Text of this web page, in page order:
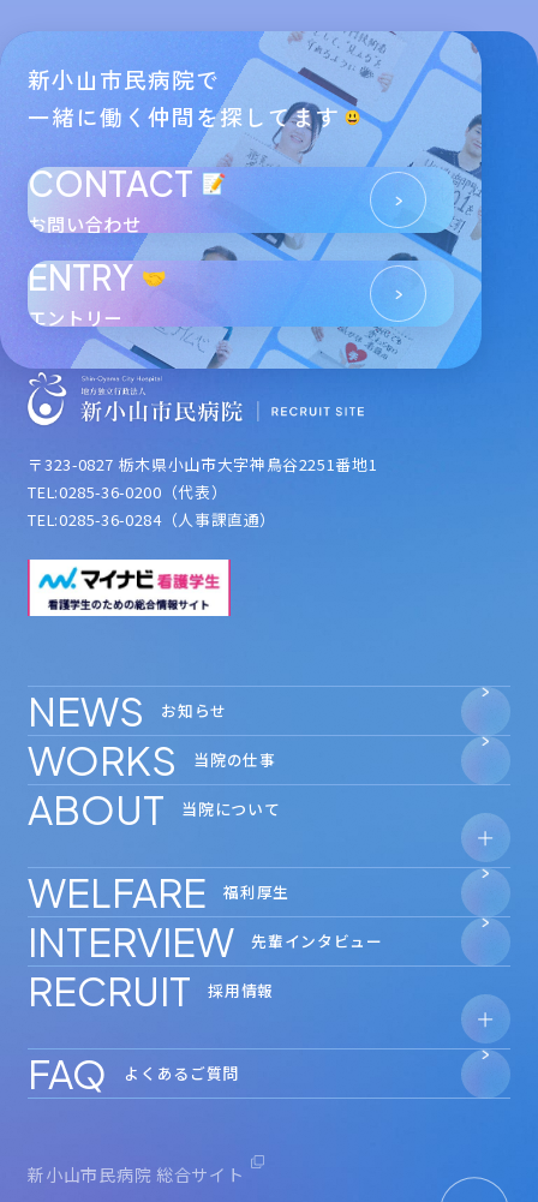
新小山市民病院で
一緒に働く仲間を探してます
CONTACT
お問い合わせ
ENTRY
エントリー
〒323-0827 栃木県小山市大字神鳥谷2251番地1
TEL:0285-36-0200（代表）
TEL:0285-36-0284（人事課直通）
NEWS お知らせ
WORKS 当院の仕事
ABOUT 当院について
- 安心の教育体制
- 数字で見る新小山市民病院
- 奨学金制度
WELFARE 福利厚生
INTERVIEW 先輩インタビュー
RECRUIT 採用情報
- 見学会・インターンシップ
FAQ よくあるご質問
新小山市民病院 総合サイト